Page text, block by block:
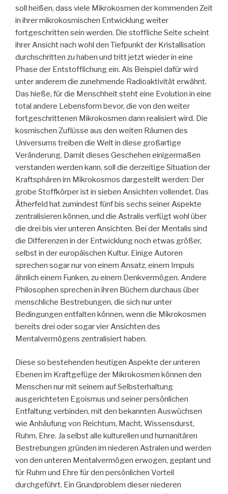
soll heißen, dass viele Mikrokosmen der kommenden Zeit
in ihrer mikrokosmischen Entwicklung weiter
fortgeschritten sein werden. Die stoffliche Seite scheint
ihrer Ansicht nach wohl den Tiefpunkt der Kristallisation
durchschritten zu haben und tritt jetzt wieder in eine
Phase der Entstofflichung ein. Als Beispiel dafür wird
unter anderem die zunehmende Radioaktivität erwähnt.
Das hieße, für die Menschheit steht eine Evolution in eine
total andere Lebensform bevor, die von den weiter
fortgeschrittenen Mikrokosmen dann realisiert wird. Die
kosmischen Zuflüsse aus den weiten Räumen des
Universums treiben die Welt in diese großartige
Veränderung. Damit dieses Geschehen einigermaßen
verstanden werden kann, soll die derzeitige Situation der
Kraftsphären im Mikrokosmos dargestellt werden: Der
grobe Stoffkörper ist in sieben Ansichten vollendet. Das
Ätherfeld hat zumindest fünf bis sechs seiner Aspekte
zentralisieren können, und die Astralis verfügt wohl über
die drei bis vier unteren Ansichten. Bei der Mentalis sind
die Differenzen in der Entwicklung noch etwas größer,
selbst in der europäischen Kultur. Einige Autoren
sprechen sogar nur von einem Ansatz, einem Impuls
ähnlich einem Funken, zu einem Denkvermögen. Andere
Philosophen sprechen in ihren Büchern durchaus über
menschliche Bestrebungen, die sich nur unter
Bedingungen entfalten können, wenn die Mikrokosmen
bereits drei oder sogar vier Ansichten des
Mentalvermögens zentralisiert haben.
Diese so bestehenden heutigen Aspekte der unteren
Ebenen im Kraftgefüge der Mikrokosmen können den
Menschen nur mit seinem auf Selbsterhaltung
ausgerichteten Egoismus und seiner persönlichen
Entfaltung verbinden, mit den bekannten Auswüchsen
wie Anhäufung von Reichtum, Macht, Wissensdurst,
Ruhm, Ehre. Ja selbst alle kulturellen und humanitären
Bestrebungen gründen im niederen Astralen und werden
von den unteren Mentalvermögen erwogen, geplant und
für Ruhm und Ehre für den persönlichen Vorteil
durchgeführt. Ein Grundproblem dieser niederen